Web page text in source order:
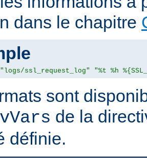
dans le chapitre
"logs/ssl_request_log" "%t %h
sont
de la
définie.